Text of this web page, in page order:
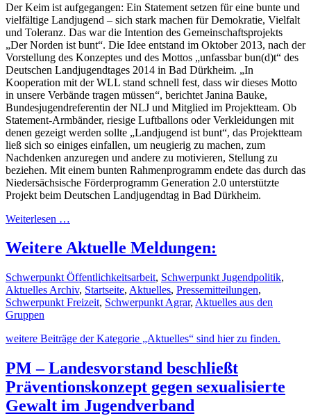
Der Keim ist aufgegangen: Ein Statement setzen für eine bunte und
vielfältige Landjugend – sich stark machen für Demokratie, Vielfalt
und Toleranz. Das war die Intention des Gemeinschaftsprojekts
„Der Norden ist bunt“. Die Idee entstand im Oktober 2013, nach der
Vorstellung des Konzeptes und des Mottos „unfassbar bun(d)t“ des
Deutschen Landjugendtages 2014 in Bad Dürkheim. „In
Kooperation mit der WLL stand schnell fest, dass wir dieses Motto
in unsere Verbände tragen müssen“, berichtet Janina Bauke,
Bundesjugendreferentin der NLJ und Mitglied im Projektteam. Ob
Statement-Armbänder, riesige Luftballons oder Verkleidungen mit
denen gezeigt werden sollte „Landjugend ist bunt“, das Projektteam
ließ sich so einiges einfallen, um neugierig zu machen, zum
Nachdenken anzuregen und andere zu motivieren, Stellung zu
beziehen. Mit einem bunten Rahmenprogramm endete das durch das
Niedersächsische Förderprogramm Generation 2.0 unterstützte
Projekt beim Deutschen Landjugendtag in Bad Dürkheim.
Weiterlesen …
Weitere Aktuelle Meldungen:
Schwerpunkt Öffentlichkeitsarbeit, Schwerpunkt Jugendpolitik,
Aktuelles Archiv, Startseite, Aktuelles, Pressemitteilungen,
Schwerpunkt Freizeit, Schwerpunkt Agrar, Aktuelles aus den
Gruppen
weitere Beiträge der Kategorie „Aktuelles“ sind hier zu finden.
PM – Landesvorstand beschließt
Präventionskonzept gegen sexualisierte
Gewalt im Jugendverband